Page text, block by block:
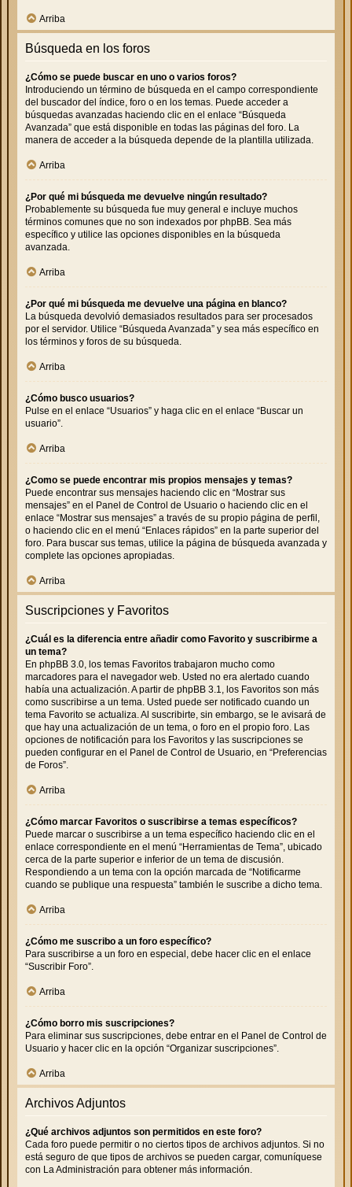
Arriba
Búsqueda en los foros
¿Cómo se puede buscar en uno o varios foros?
Introduciendo un término de búsqueda en el campo correspondiente
del buscador del índice, foro o en los temas. Puede acceder a
búsquedas avanzadas haciendo clic en el enlace “Búsqueda
Avanzada” que está disponible en todas las páginas del foro. La
manera de acceder a la búsqueda depende de la plantilla utilizada.
Arriba
¿Por qué mi búsqueda me devuelve ningún resultado?
Probablemente su búsqueda fue muy general e incluye muchos
términos comunes que no son indexados por phpBB. Sea más
específico y utilice las opciones disponibles en la búsqueda
avanzada.
Arriba
¿Por qué mi búsqueda me devuelve una página en blanco?
La búsqueda devolvió demasiados resultados para ser procesados
por el servidor. Utilice “Búsqueda Avanzada” y sea más específico en
los términos y foros de su búsqueda.
Arriba
¿Cómo busco usuarios?
Pulse en el enlace “Usuarios” y haga clic en el enlace “Buscar un
usuario”.
Arriba
¿Como se puede encontrar mis propios mensajes y temas?
Puede encontrar sus mensajes haciendo clic en “Mostrar sus
mensajes” en el Panel de Control de Usuario o haciendo clic en el
enlace “Mostrar sus mensajes” a través de su propio página de perfil,
o haciendo clic en el menú “Enlaces rápidos” en la parte superior del
foro. Para buscar sus temas, utilice la página de búsqueda avanzada y
complete las opciones apropiadas.
Arriba
Suscripciones y Favoritos
¿Cuál es la diferencia entre añadir como Favorito y suscribirme a
un tema?
En phpBB 3.0, los temas Favoritos trabajaron mucho como
marcadores para el navegador web. Usted no era alertado cuando
había una actualización. A partir de phpBB 3.1, los Favoritos son más
como suscribirse a un tema. Usted puede ser notificado cuando un
tema Favorito se actualiza. Al suscribirte, sin embargo, se le avisará de
que hay una actualización de un tema, o foro en el propio foro. Las
opciones de notificación para los Favoritos y las suscripciones se
pueden configurar en el Panel de Control de Usuario, en “Preferencias
de Foros”.
Arriba
¿Cómo marcar Favoritos o suscribirse a temas específicos?
Puede marcar o suscribirse a un tema específico haciendo clic en el
enlace correspondiente en el menú “Herramientas de Tema”, ubicado
cerca de la parte superior e inferior de un tema de discusión.
Respondiendo a un tema con la opción marcada de “Notificarme
cuando se publique una respuesta” también le suscribe a dicho tema.
Arriba
¿Cómo me suscribo a un foro específico?
Para suscribirse a un foro en especial, debe hacer clic en el enlace
“Suscribir Foro”.
Arriba
¿Cómo borro mis suscripciones?
Para eliminar sus suscripciones, debe entrar en el Panel de Control de
Usuario y hacer clic en la opción “Organizar suscripciones”.
Arriba
Archivos Adjuntos
¿Qué archivos adjuntos son permitidos en este foro?
Cada foro puede permitir o no ciertos tipos de archivos adjuntos. Si no
está seguro de que tipos de archivos se pueden cargar, comuníquese
con La Administración para obtener más información.